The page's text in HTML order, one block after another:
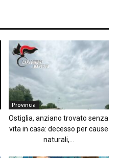
Provincia
Ostiglia, anziano trovato senza
vita in casa: decesso per cause
naturali,...